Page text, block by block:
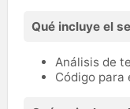
Qué incluye el
Análisis de
Código para